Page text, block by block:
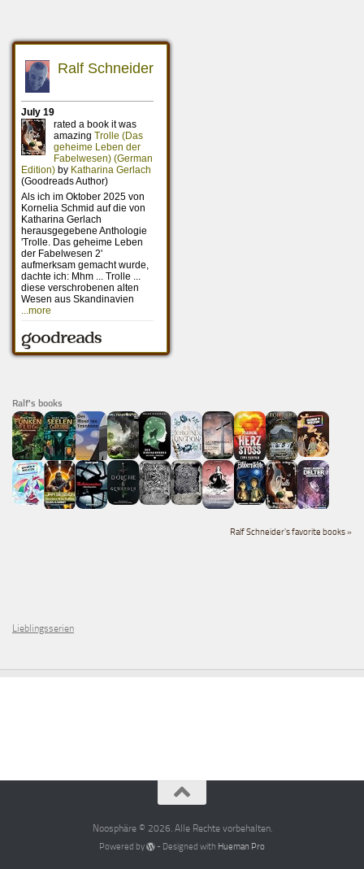
Ralf's books
Ralf Schneider's favorite books »
Lieblingsserien
Noosphäre © 2026. Alle Rechte vorbehalten.
Powered by - Designed with Hueman Pro